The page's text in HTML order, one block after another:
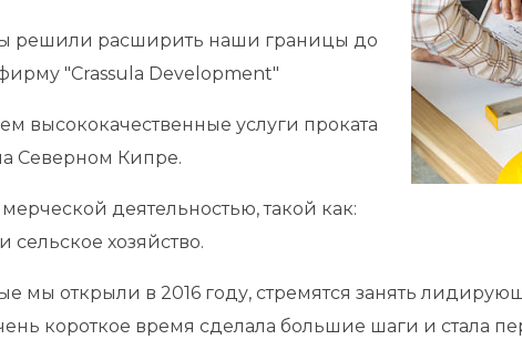
решили расширить наши границы до
"Crassula Development"
высококачественные услуги проката
Северном Кипре.
деятельностью, такой как:
сельское хозяйство.
мы открыли в 2016 году, стремятся занять
короткое время сделала большие шаги и стала